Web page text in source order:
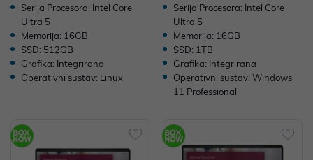
Serija Procesora: Intel Core
Ultra 5
Memorija: 16GB
SSD: 512GB
Grafika: Integrirana
Operativni sustav: Linux
Serija Procesora: Intel Core
Ultra 5
Memorija: 16GB
SSD: 1TB
Grafika: Integrirana
Operativni sustav: Windows
11 Professional